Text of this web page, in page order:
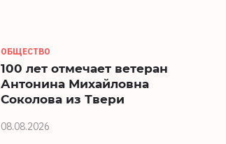
ОБЩЕСТВО
100 лет отмечает ветеран
Антонина Михайловна
Соколова из Твери
08.08.2026